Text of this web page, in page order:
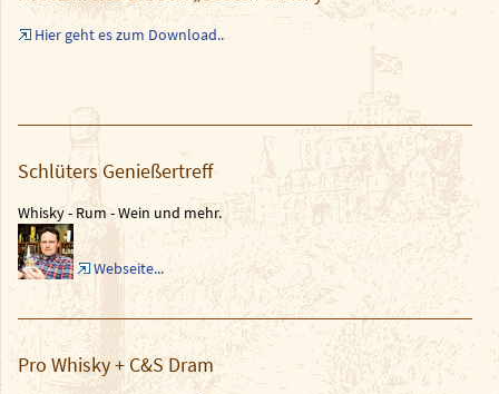
Hier geht es zum Download..
Schlüters Genießertreff
Whisky - Rum - Wein und mehr.
Webseite...
Pro Whisky + C&S Dram